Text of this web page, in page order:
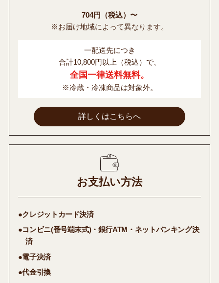
704円（税込）〜
※お届け地域によって異なります。
一配送先につき
合計10,800円以上（税込）で、
全国一律送料無料。
※冷蔵・冷凍商品は対象外。
詳しくはこちらへ
お支払い方法
●クレジットカード決済
●コンビニ(番号端末式)・銀行ATM・ネットバンキング決
済
●電子決済
●代金引換